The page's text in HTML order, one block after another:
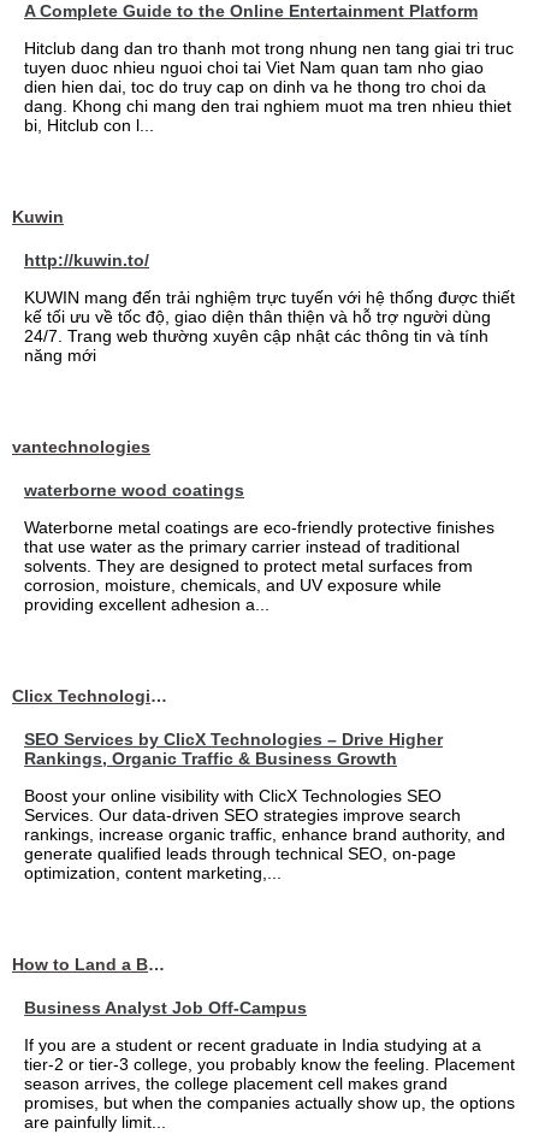
A Complete Guide to the Online Entertainment Platform
Hitclub dang dan tro thanh mot trong nhung nen tang giai tri truc
tuyen duoc nhieu nguoi choi tai Viet Nam quan tam nho giao
dien hien dai, toc do truy cap on dinh va he thong tro choi da
dang. Khong chi mang den trai nghiem muot ma tren nhieu thiet
bi, Hitclub con l...
Kuwin
http://kuwin.to/
KUWIN mang đến trải nghiệm trực tuyến với hệ thống được thiết
kế tối ưu về tốc độ, giao diện thân thiện và hỗ trợ người dùng
24/7. Trang web thường xuyên cập nhật các thông tin và tính
năng mới
vantechnologies
waterborne wood coatings
Waterborne metal coatings are eco-friendly protective finishes
that use water as the primary carrier instead of traditional
solvents. They are designed to protect metal surfaces from
corrosion, moisture, chemicals, and UV exposure while
providing excellent adhesion a...
Clicx Technologies
SEO Services by ClicX Technologies – Drive Higher
Rankings, Organic Traffic & Business Growth
Boost your online visibility with ClicX Technologies SEO
Services. Our data-driven SEO strategies improve search
rankings, increase organic traffic, enhance brand authority, and
generate qualified leads through technical SEO, on-page
optimization, content marketing,...
How to Land a Business Analyst Job Off-Campus When Your College Has Zero Tech Connections
Business Analyst Job Off-Campus
If you are a student or recent graduate in India studying at a
tier-2 or tier-3 college, you probably know the feeling. Placement
season arrives, the college placement cell makes grand
promises, but when the companies actually show up, the options
are painfully limit...